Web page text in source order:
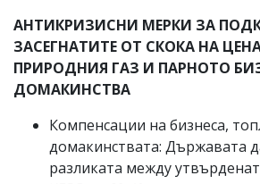
АНТИКРИЗИСНИ МЕРКИ ЗА
ЗАСЕГНАТИТЕ ОТ СКОКА НА
ПРИРОДНИЯ ГАЗ И ПАРНОТО
ДОМАКИНСТВА
Компенсации на бизнеса,
домакинствата: Държавата
разликата между